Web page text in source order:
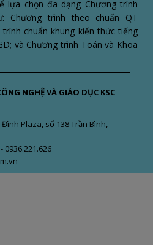
NGHỆ VÀ GIÁO DỤC KSC
Plaza, số 138 Trần Bình,
0936.221.626
lựa chọn đa dạng Chương trình
Chương trình theo chuẩn QT
trình chuẩn khung kiến thức tiếng
và Chương trình Toán và Khoa